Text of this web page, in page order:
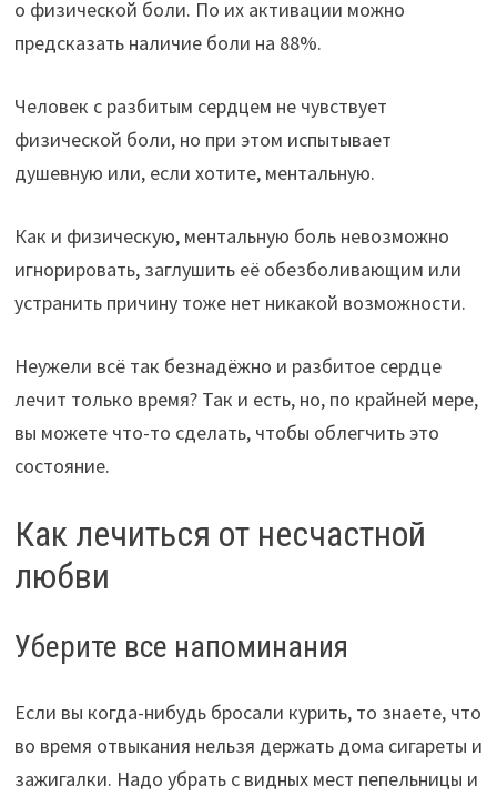
о физической боли. По их активации можно
предсказать наличие боли на 88%.
Человек с разбитым сердцем не чувствует
физической боли, но при этом испытывает
душевную или, если хотите, ментальную.
Как и физическую, ментальную боль невозможно
игнорировать, заглушить её обезболивающим или
устранить причину тоже нет никакой возможности.
Неужели всё так безнадёжно и разбитое сердце
лечит только время? Так и есть, но, по крайней мере,
вы можете что-то сделать, чтобы облегчить это
состояние.
Как лечиться от несчастной
любви
Уберите все напоминания
Если вы когда-нибудь бросали курить, то знаете, что
во время отвыкания нельзя держать дома сигареты и
зажигалки. Надо убрать с видных мест пепельницы и